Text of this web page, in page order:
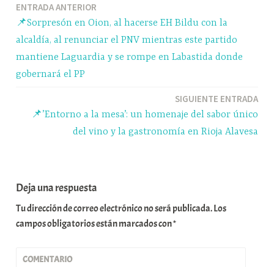
pp m rti
r
Navegación
de
entradas
ENTRADA ANTERIOR
📌Sorpresón en Oion, al hacerse EH Bildu con la
alcaldía, al renunciar el PNV mientras este partido
mantiene Laguardia y se rompe en Labastida donde
gobernará el PP
SIGUIENTE ENTRADA
📌’Entorno a la mesa’: un homenaje del sabor único
del vino y la gastronomía en Rioja Alavesa
Deja una respuesta
Tu dirección de correo electrónico no será publicada.Los
campos obligatorios están marcados con*
COMENTARIO